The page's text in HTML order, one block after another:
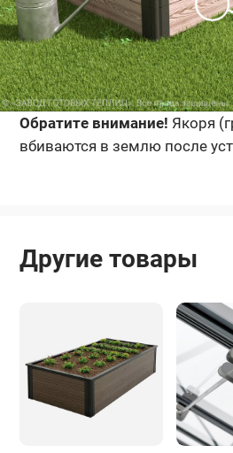
Обратите внимание! Якоря
вбиваются в землю после
Другие товары